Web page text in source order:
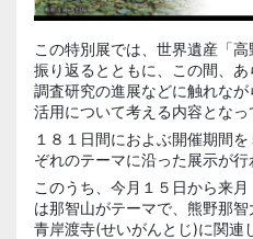
この特別展では、世界遺産「
振り返るとともに、この間、あ
調査研究の進展などに触れな
活用について考える内容となっ
１８１日間におよぶ開催期間
ぞれのテーマに沿った展示が行
このうち、今月１５日から来
は那智山がテーマで、熊野那智
青岸渡寺(せいがんとじ)に関連